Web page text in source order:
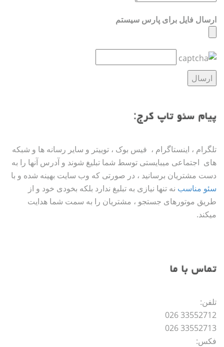
ارسال فایل برای پارس سیستم
پیام سئو تاپ کرج:
تلگرام ، اینستاگرام ، فیس بوک ، توییتر و سایر رسانه ها و شبکه
های اجتماعی میبایستی توسط شما تبلیغ شوند و آدرس آنها را به
دست مشتریان برسانید ، در صورتی که وب سایت بهینه شده و با
سئو مناسب نه تنها نیازی به تبلیغ ندارد بلکه بخودی خود و از
طریق موتورهای جستجو ، مشتریان را به سمت شما هدایت
میکند.
تماس با ما
تلفن:
33552712 026
33552713 026
فکس: